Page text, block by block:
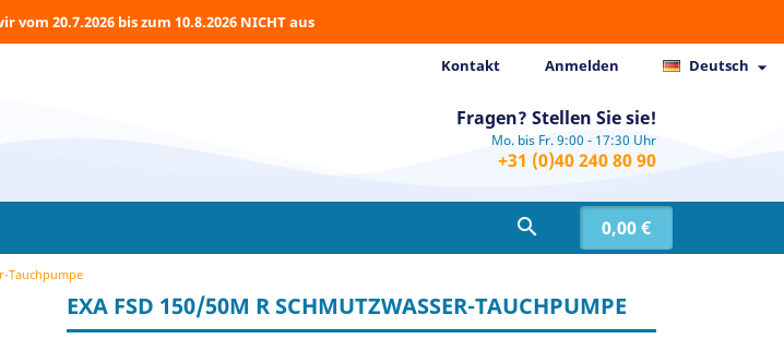
20.7.2026 bis zum 10.8.2026 NICHT aus
Kontakt Anmelden Deutsch 
Fragen? Stellen Sie sie!
Mo. bis Fr. 9:00 - 17:30 Uhr
+31 (0)40 240 80 90
0,00 €

Tauchpumpe
EXA FSD 150/50M R SCHMUTZWASSER-TAUCHPUMPE